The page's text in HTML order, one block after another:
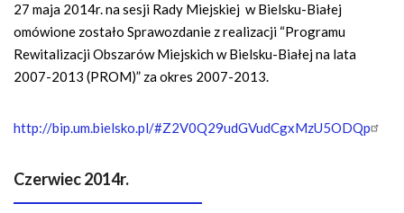
27 maja 2014r. na sesji Rady Miejskiej w Bielsku-Białej
omówione zostało Sprawozdanie z realizacji “Programu
Rewitalizacji Obszarów Miejskich w Bielsku-Białej na lata
2007-2013 (PROM)” za okres 2007-2013.
http://bip.um.bielsko.pl/#Z2V0Q29udGVudCgxMzU5ODQp
Czerwiec 2014r.